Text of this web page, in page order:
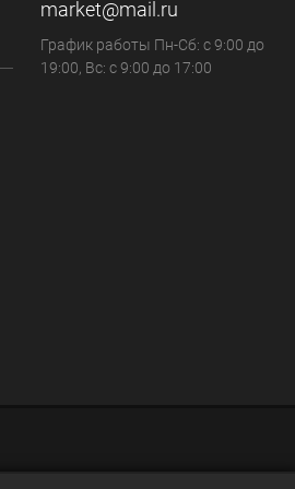
market@mail.ru
График работы Пн-Сб: с 9:00 до
19:00, Вс: с 9:00 до 17:00